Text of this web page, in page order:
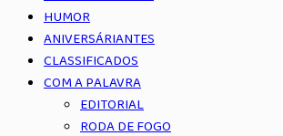
HUMOR
ANIVERSÁRIANTES
CLASSIFICADOS
COM A PALAVRA
EDITORIAL
RODA DE FOGO